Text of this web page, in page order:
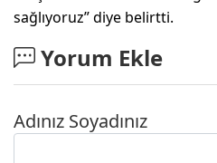
sağlıyoruz” diye belirtti.
Yorum Ekle
Adınız Soyadınız